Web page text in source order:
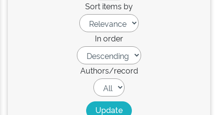
Sort items by
In order
Authors/record